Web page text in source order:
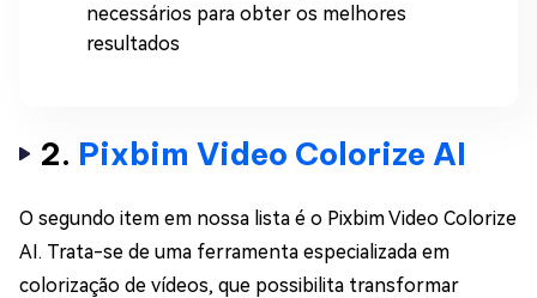
necessários para obter os melhores
resultados
2. Pixbim Video Colorize AI
O segundo item em nossa lista é o Pixbim Video Colorize
AI. Trata-se de uma ferramenta especializada em
colorização de vídeos, que possibilita transformar